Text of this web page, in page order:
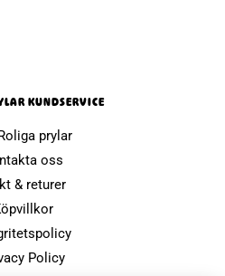
KUNDSERVICE
prylar
oss
& returer
Policy